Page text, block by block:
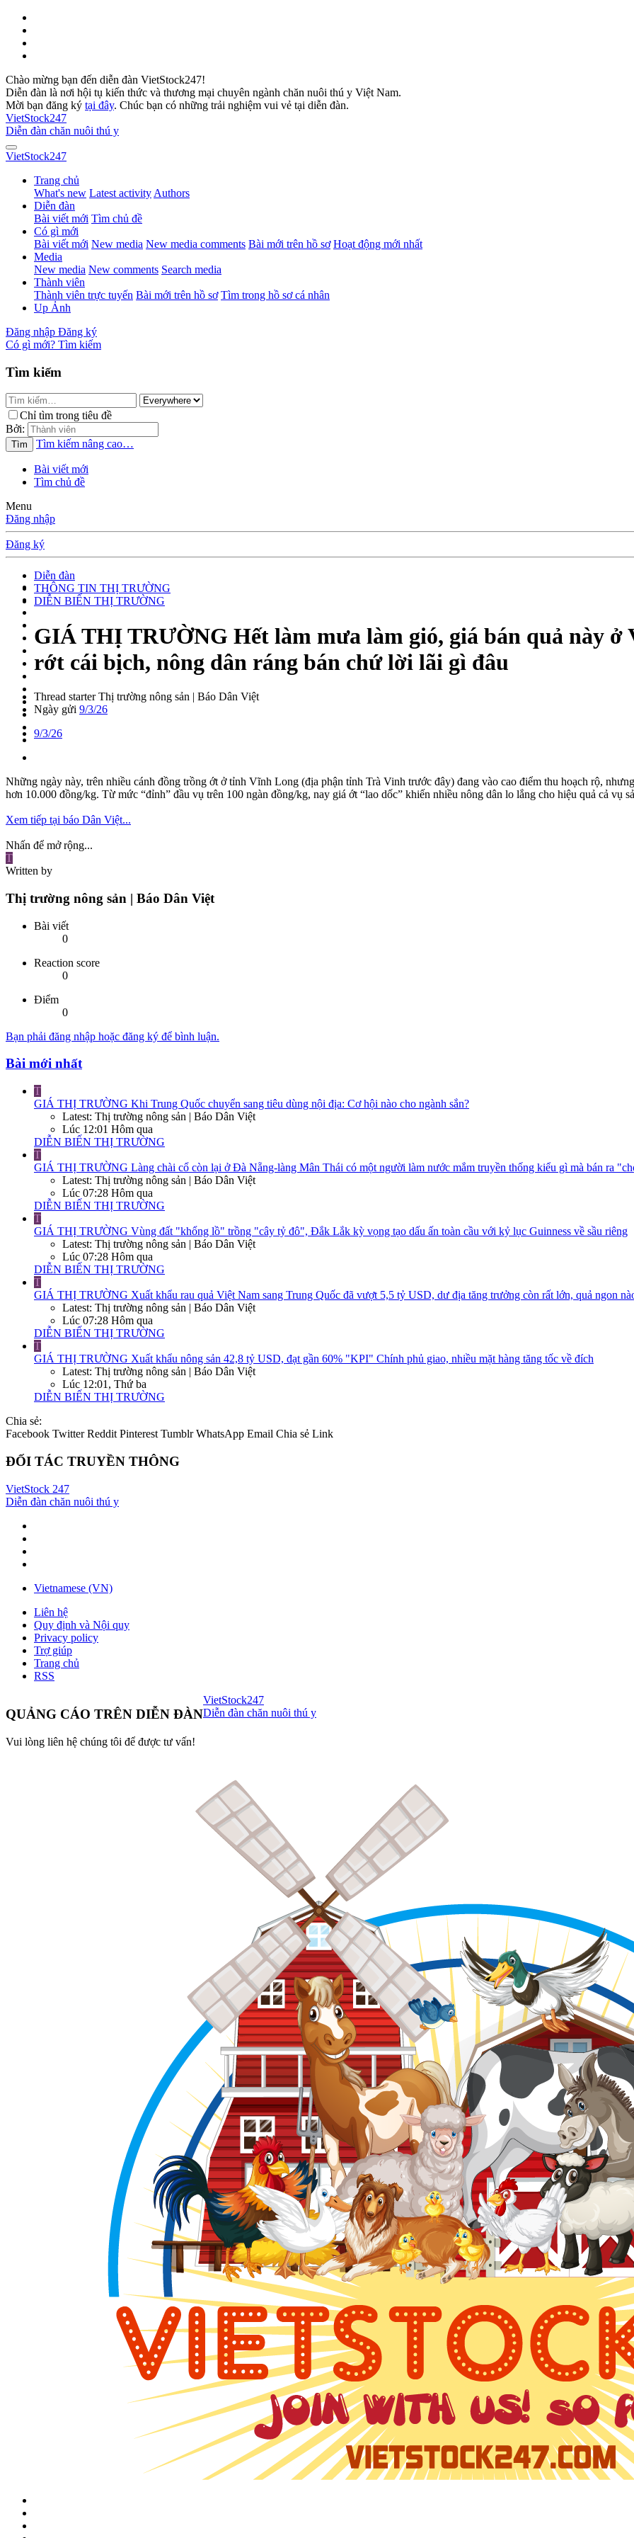
Chào mừng bạn đến diễn đàn VietStock247!
Diễn đàn là nơi hội tụ kiến thức và thương mại chuyên ngành chăn nuôi thú y Việt Nam.
Mời bạn đăng ký tại đây. Chúc bạn có những trải nghiệm vui vẻ tại diễn đàn.
VietStock247
Diễn đàn chăn nuôi thú y
VietStock247
Trang chủ
What's new Latest activity Authors
Diễn đàn
Bài viết mới Tìm chủ đề
Có gì mới
Bài viết mới New media New media comments Bài mới trên hồ sơ Hoạt động mới nhất
Media
New media New comments Search media
Thành viên
Thành viên trực tuyến Bài mới trên hồ sơ Tìm trong hồ sơ cá nhân
Up Ảnh
Đăng nhập Đăng ký
Có gì mới? Tìm kiếm
Tìm kiếm
Chỉ tìm trong tiêu đề
Bởi:
Tìm Tìm kiếm nâng cao…
Bài viết mới
Tìm chủ đề
Menu
Đăng nhập
Đăng ký
Diễn đàn
THÔNG TIN THỊ TRƯỜNG
DIỄN BIẾN THỊ TRƯỜNG
GIÁ THỊ TRƯỜNG Hết làm mưa làm gió, giá bán quả này
rớt cái bịch, nông dân ráng bán chứ lời lãi gì đâu
Thread starter Thị trường nông sản | Báo Dân Việt
Ngày gửi 9/3/26
9/3/26
Những ngày này, trên nhiều cánh đồng trồng ớt ở tỉnh Vĩnh Long (địa phận tỉnh Trà Vinh trước đây) đang vào cao điểm thu hoạch rộ,
hơn 10.000 đồng/kg. Từ mức “đỉnh” đầu vụ trên 100 ngàn đồng/kg, nay giá ớt “lao dốc” khiến nhiều nông dân lo lắng cho hiệu quả cả vụ
Xem tiếp tại báo Dân Việt...
Nhấn để mở rộng...
T
Written by
Thị trường nông sản | Báo Dân Việt
Bài viết
0
Reaction score
0
Điểm
0
Bạn phải đăng nhập hoặc đăng ký để bình luận.
Bài mới nhất
T
GIÁ THỊ TRƯỜNG Khi Trung Quốc chuyển sang tiêu dùng nội địa: Cơ hội nào cho ngành sắn?
Latest: Thị trường nông sản | Báo Dân Việt
Lúc 12:01 Hôm qua
DIỄN BIẾN THỊ TRƯỜNG
T
GIÁ THỊ TRƯỜNG Làng chài cổ còn lại ở Đà Nẵng-làng Mân Thái có một người làm nước mắm truyền thống kiểu gì mà bán ra
Latest: Thị trường nông sản | Báo Dân Việt
Lúc 07:28 Hôm qua
DIỄN BIẾN THỊ TRƯỜNG
T
GIÁ THỊ TRƯỜNG Vùng đất "khổng lồ" trồng "cây tỷ đô", Đắk Lắk kỳ vọng tạo dấu ấn toàn cầu với kỷ lục Guinness về sầu riêng
Latest: Thị trường nông sản | Báo Dân Việt
Lúc 07:28 Hôm qua
DIỄN BIẾN THỊ TRƯỜNG
T
GIÁ THỊ TRƯỜNG Xuất khẩu rau quả Việt Nam sang Trung Quốc đã vượt 5,5 tỷ USD, dư địa tăng trưởng còn rất lớn, quả ngon
Latest: Thị trường nông sản | Báo Dân Việt
Lúc 07:28 Hôm qua
DIỄN BIẾN THỊ TRƯỜNG
T
GIÁ THỊ TRƯỜNG Xuất khẩu nông sản 42,8 tỷ USD, đạt gần 60% "KPI" Chính phủ giao, nhiều mặt hàng tăng tốc về đích
Latest: Thị trường nông sản | Báo Dân Việt
Lúc 12:01, Thứ ba
DIỄN BIẾN THỊ TRƯỜNG
Chia sẻ:
Facebook Twitter Reddit Pinterest Tumblr WhatsApp Email Chia sẻ Link
ĐỐI TÁC TRUYỀN THÔNG
VietStock 247
Diễn đàn chăn nuôi thú y
Vietnamese (VN)
Liên hệ
Quy định và Nội quy
Privacy policy
Trợ giúp
Trang chủ
RSS
QUẢNG CÁO TRÊN DIỄN ĐÀN
Vui lòng liên hệ chúng tôi để được tư vấn!
VietStock247
Diễn đàn chăn nuôi thú y